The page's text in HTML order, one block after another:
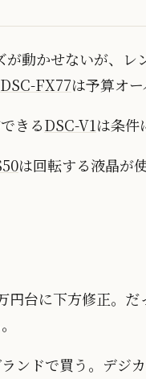
動かせないが、レ
DSC-FX77は予算オー
きるDSC-V1は条件
は回転する液晶が
円台に下方修正。
ンドで買う。デジ